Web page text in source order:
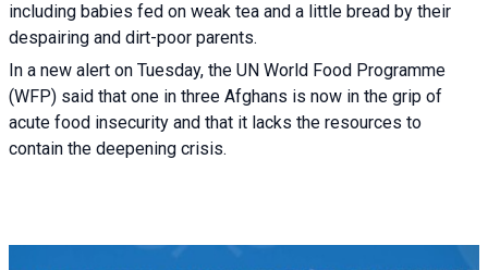
including babies fed on weak tea and a little bread by their
despairing and dirt-poor parents.
In a new alert on Tuesday, the UN World Food Programme
(WFP) said that one in three Afghans is now in the grip of
acute food insecurity and that it lacks the resources to
contain the deepening crisis.